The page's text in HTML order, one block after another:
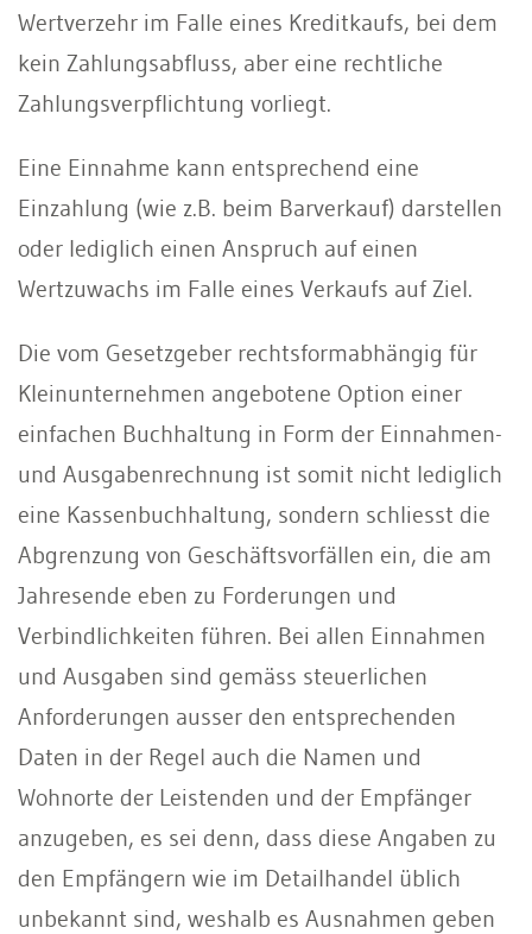
Wertverzehr im Falle eines Kreditkaufs, bei dem
kein Zahlungsabfluss, aber eine rechtliche
Zahlungsverpflichtung vorliegt.
Eine Einnahme kann entsprechend eine
Einzahlung (wie z.B. beim Barverkauf) darstellen
oder lediglich einen Anspruch auf einen
Wertzuwachs im Falle eines Verkaufs auf Ziel.
Die vom Gesetzgeber rechtsformabhängig für
Kleinunternehmen angebotene Option einer
einfachen Buchhaltung in Form der Einnahmen-
und Ausgabenrechnung ist somit nicht lediglich
eine Kassenbuchhaltung, sondern schliesst die
Abgrenzung von Geschäftsvorfällen ein, die am
Jahresende eben zu Forderungen und
Verbindlichkeiten führen. Bei allen Einnahmen
und Ausgaben sind gemäss steuerlichen
Anforderungen ausser den entsprechenden
Daten in der Regel auch die Namen und
Wohnorte der Leistenden und der Empfänger
anzugeben, es sei denn, dass diese Angaben zu
den Empfängern wie im Detailhandel üblich
unbekannt sind, weshalb es Ausnahmen geben